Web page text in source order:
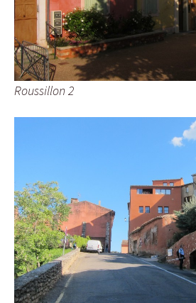
Roussillon 2